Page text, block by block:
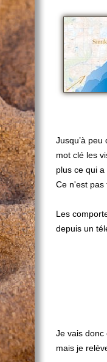
Jusqu’à peu
mot clé les
plus ce qui
Ce n'est
Les
depuis un
Je vais
mais je